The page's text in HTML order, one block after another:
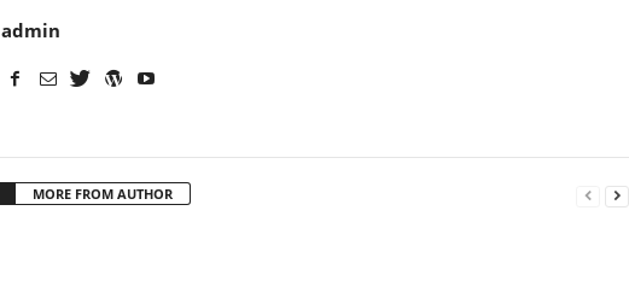
admin
MORE FROM AUTHOR